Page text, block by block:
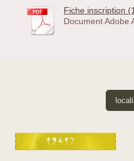
Fiche inscription
Document Adobe